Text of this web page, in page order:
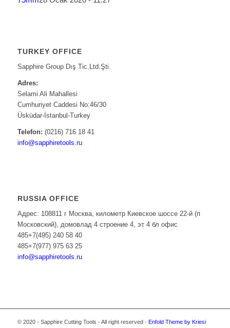
TURKEY OFFICE
Sapphire Group Dış Tic.Ltd.Şti.
Adres:
Selami Ali Mahallesi
Cumhuriyet Caddesi No:46/30
Üsküdar-İstanbul-Turkey
Telefon: (0216) 716 18 41
info@sapphiretools.ru
RUSSIA OFFICE
Адрес: 108811 г Москва, километр Киевское шоссе 22-й (п
Московский), домовлад 4 строение 4, эт 4 бл офис
485+7(495) 240 58 40
485+7(977) 975 63 25
info@sapphiretools.ru
© 2020 - Sapphire Cutting Tools - All right reserved - Enfold Theme by Kriesi